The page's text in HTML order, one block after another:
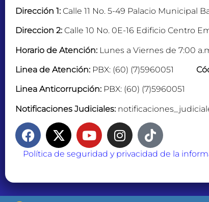
Dirección 1: Calle 11 No. 5-49 Palacio Municipal
Direccion 2: Calle 10 No. 0E-16 Edificio Centro
Horario de Atención: Lunes a Viernes de 7:00
Linea de Atención: PBX: (60) (7)5960051
Linea Anticorrupción: PBX: (60) (7)5960051
Notificaciones Judiciales:
Política de seguridad y privacidad de la